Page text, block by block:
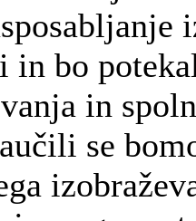
in bo
in
se